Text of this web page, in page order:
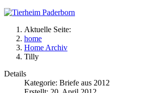
Aktuelle Seite:
home
Home Archiv
Tilly
Details
Kategorie: Briefe aus 2012